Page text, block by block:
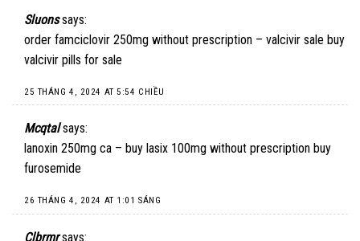
Sluons says:
order famciclovir 250mg without prescription – valcivir sale buy
valcivir pills for sale
25 THÁNG 4, 2024 AT 5:54 CHIỀU
Mcqtal says:
lanoxin 250mg ca – buy lasix 100mg without prescription buy
furosemide
26 THÁNG 4, 2024 AT 1:01 SÁNG
Clbrmr says: